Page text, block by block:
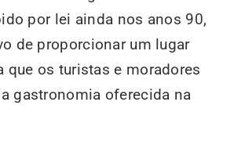
por lei ainda nos anos 90,
de proporcionar um lugar
que os turistas e moradores
gastronomia oferecida na